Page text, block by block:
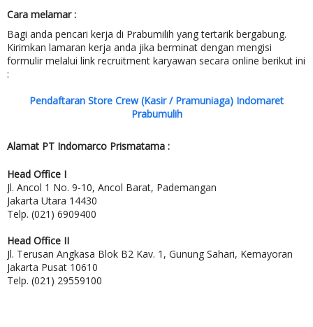
Cara melamar :
Bagi anda pencari kerja di Prabumilih yang tertarik bergabung.
Kirimkan lamaran kerja anda jika berminat dengan mengisi
formulir melalui link recruitment karyawan secara online berikut ini
:
Pendaftaran Store Crew (Kasir / Pramuniaga) Indomaret
Prabumulih
Alamat PT Indomarco Prismatama :
Head Office I
Jl. Ancol 1 No. 9-10, Ancol Barat, Pademangan
Jakarta Utara 14430
Telp. (021) 6909400
Head Office II
Jl. Terusan Angkasa Blok B2 Kav. 1, Gunung Sahari, Kemayoran
Jakarta Pusat 10610
Telp. (021) 29559100